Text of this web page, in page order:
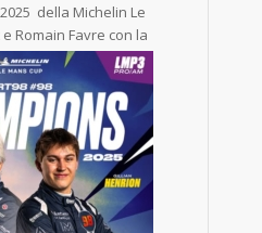
della Michelin Le
Romain Favre con la